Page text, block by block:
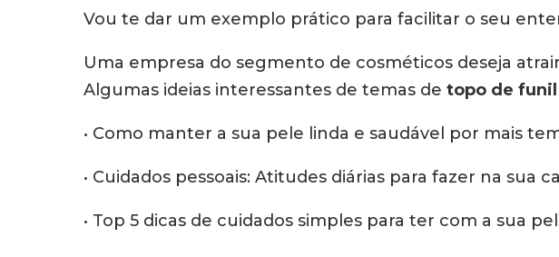
Vou te dar um exemplo prático para facilitar o seu
Uma empresa do segmento de cosméticos deseja
Algumas ideias interessantes de temas de topo de funil
• Como manter a sua pele linda e saudável por mais
• Cuidados pessoais: Atitudes diárias para fazer na sua
• Top 5 dicas de cuidados simples para ter com a sua